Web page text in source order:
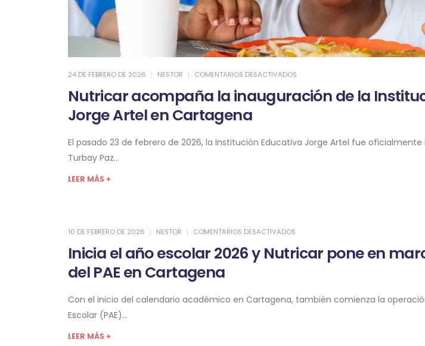
24 DE FEBRERO DE 2026 NESTOR COMENTARIOS DESACTIVADOS
Nutricar acompaña la inauguración de la
Jorge Artel en Cartagena
El pasado 23 de febrero de 2026, la Institución Educativa Jorge Artel fue
Turbay Paz...
LEER MÁS +
10 DE FEBRERO DE 2026 NESTOR COMENTARIOS DESACTIVADOS
Inicia el año escolar 2026 y Nutricar pone en
del PAE en Cartagena
Con el inicio del calendario académico en Cartagena, también comienza la
Escolar (PAE)...
LEER MÁS +